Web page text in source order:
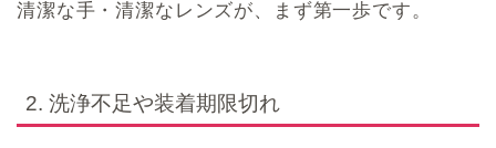
清潔な手・清潔なレンズが、まず第一歩です。
2. 洗浄不足や装着期限切れ